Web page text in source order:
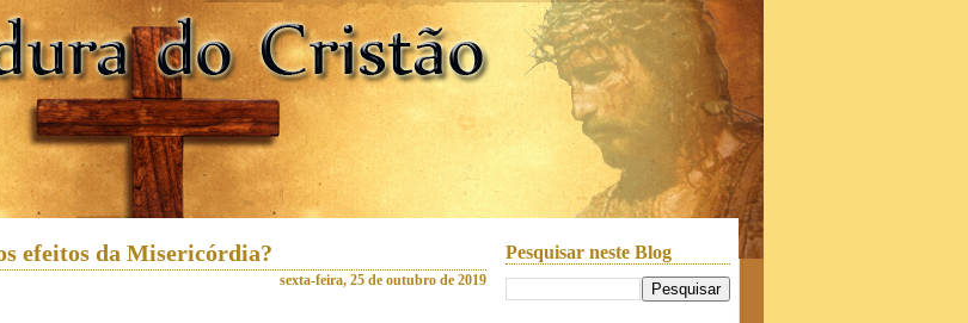
efeitos da Misericórdia?
sexta-feira, 25 de outubro de 2019
Pesquisar neste Blog